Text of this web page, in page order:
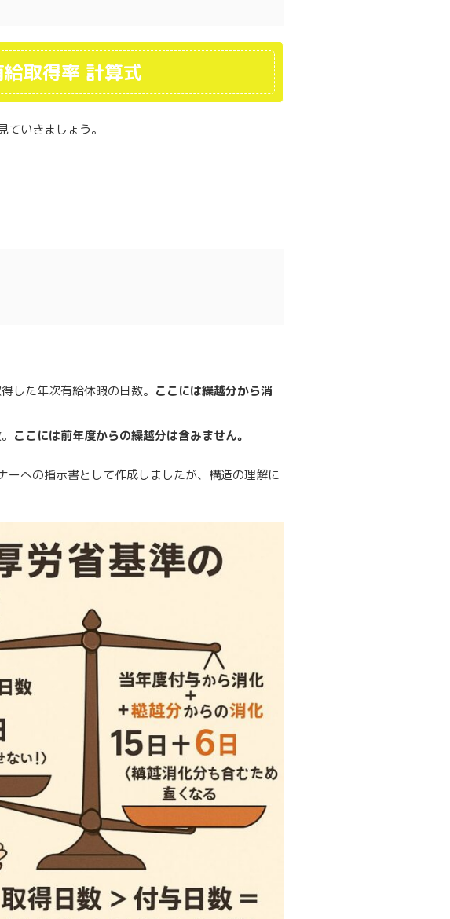
取得率 計算式
いきましょう。
した年次有給休暇の日数。 ここには繰越分から消
ここには前年度からの繰越分は含みません。
への指示書として作成しましたが、構造の理解に